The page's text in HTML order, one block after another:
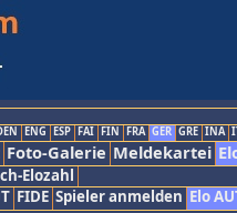
ENG ESP FAI FIN FRA GER GRE INA
Foto-Galerie Meldekartei
Elozahl
FIDE Spieler anmelden Elo